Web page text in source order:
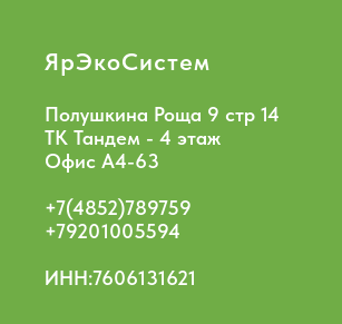
ЯрЭкоСистем
Полушкина Роща 9 стр 14
ТК Тандем - 4 этаж
Офис А4-63
+7(4852)789759
+79201005594
ИНН:7606131621